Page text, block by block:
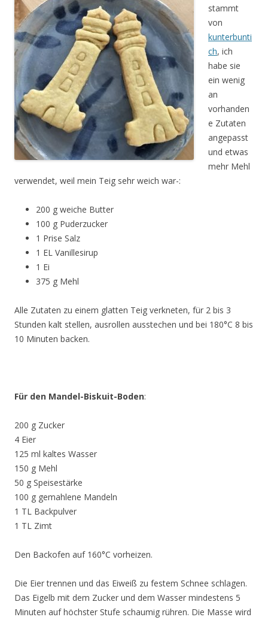
stammt
von
kunterbunti
ch, ich
habe sie
ein wenig
an
vorhanden
e Zutaten
angepasst
und etwas
mehr Mehl
verwendet, weil mein Teig sehr weich war-:
200 g weiche Butter
100 g Puderzucker
1 Prise Salz
1 EL Vanillesirup
1 Ei
375 g Mehl
Alle Zutaten zu einem glatten Teig verkneten, für 2 bis 3
Stunden kalt stellen, ausrollen ausstechen und bei 180°C 8 bis
10 Minuten backen.
Für den Mandel-Biskuit-Boden:
200 g Zucker
4 Eier
125 ml kaltes Wasser
150 g Mehl
50 g Speisestärke
100 g gemahlene Mandeln
1 TL Backpulver
1 TL Zimt
Den Backofen auf 160°C vorheizen.
Die Eier trennen und das Eiweiß zu festem Schnee schlagen.
Das Eigelb mit dem Zucker und dem Wasser mindestens 5
Minuten auf höchster Stufe schaumig rühren. Die Masse wird